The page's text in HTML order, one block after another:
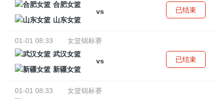
合肥女篮
vs
山东女篮
已结束
01-01 08:33
女篮锦标赛
武汉女篮
vs
新疆女篮
已结束
01-01 08:33
女篮锦标赛